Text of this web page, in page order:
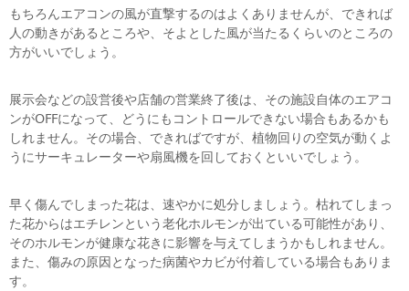
もちろんエアコンの風が直撃するのはよくありませんが、できれば
人の動きがあるところや、そよとした風が当たるくらいのところの
方がいいでしょう。
展示会などの設営後や店舗の営業終了後は、その施設自体のエアコ
ンがOFFになって、どうにもコントロールできない場合もあるかも
しれません。その場合、できればですが、植物回りの空気が動くよ
うにサーキュレーターや扇風機を回しておくといいでしょう。
早く傷んでしまった花は、速やかに処分しましょう。枯れてしまっ
た花からはエチレンという老化ホルモンが出ている可能性があり、
そのホルモンが健康な花きに影響を与えてしまうかもしれません。
また、傷みの原因となった病菌やカビが付着している場合もありま
す。